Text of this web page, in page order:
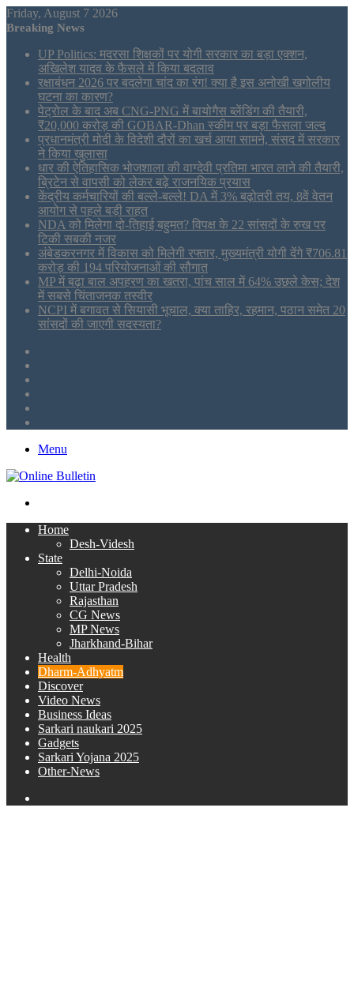
Friday, August 7 2026
Breaking News
UP Politics: मदरसा शिक्षकों पर योगी सरकार का बड़ा एक्शन,
अखिलेश यादव के फैसले में किया बदलाव
रक्षाबंधन 2026 पर बदलेगा चांद का रंग! क्या है इस अनोखी खगोलीय
घटना का कारण?
पेट्रोल के बाद अब CNG-PNG में बायोगैस ब्लेंडिंग की तैयारी,
₹20,000 करोड़ की GOBAR-Dhan स्कीम पर बड़ा फैसला जल्द
प्रधानमंत्री मोदी के विदेशी दौरों का खर्च आया सामने, संसद में सरकार
ने किया खुलासा
धार की ऐतिहासिक भोजशाला की वाग्देवी प्रतिमा भारत लाने की तैयारी,
ब्रिटेन से वापसी को लेकर बढ़े राजनयिक प्रयास
केंद्रीय कर्मचारियों की बल्ले-बल्ले! DA में 3% बढ़ोतरी तय, 8वें वेतन
आयोग से पहले बड़ी राहत
NDA को मिलेगा दो-तिहाई बहुमत? विपक्ष के 22 सांसदों के रुख पर
टिकी सबकी नजर
अंबेडकरनगर में विकास को मिलेगी रफ्तार, मुख्यमंत्री योगी देंगे ₹706.81
करोड़ की 194 परियोजनाओं की सौगात
MP में बढ़ा बाल अपहरण का खतरा, पांच साल में 64% उछले केस; देश
में सबसे चिंताजनक तस्वीर
NCPI में बगावत से सियासी भूचाल, क्या ताहिर, रहमान, पठान समेत 20
सांसदों की जाएगी सदस्यता?
Menu
Home
Desh-Videsh
State
Delhi-Noida
Uttar Pradesh
Rajasthan
CG News
MP News
Jharkhand-Bihar
Health
Dharm-Adhyatm
Discover
Video News
Business Ideas
Sarkari naukari 2025
Gadgets
Sarkari Yojana 2025
Other-News